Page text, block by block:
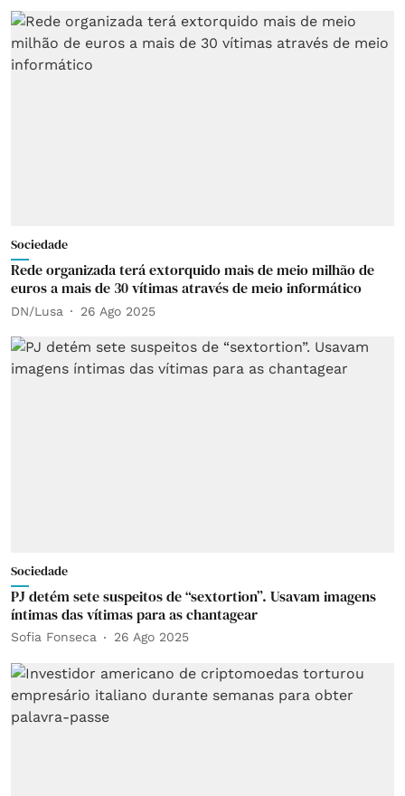
Sociedade
Rede organizada terá extorquido mais de meio milhão de
euros a mais de 30 vítimas através de meio informático
DN/Lusa 26 Ago 2025
Sociedade
PJ detém sete suspeitos de “sextortion”. Usavam imagens
íntimas das vítimas para as chantagear
Sofia Fonseca 26 Ago 2025